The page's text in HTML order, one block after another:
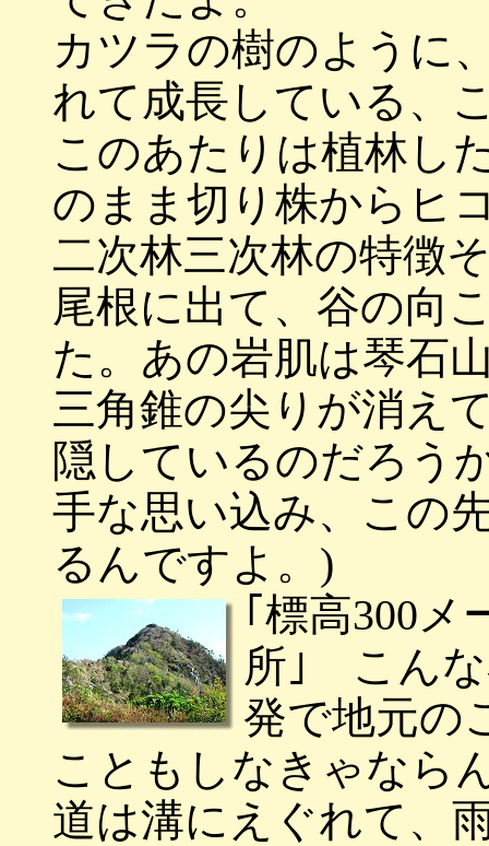
カツラの樹のように
れて成長している、
このあたりは植林し
のまま切り株からヒ
二次林三次林の特徴
尾根に出て、谷の向
た。あの岩肌は琴石
三角錐の尖りが消え
隠しているのだろう
手な思い込み、この
るんですよ。)
｢標高300
所｣ こんな
発で地元の
こともしなきゃなら
道は溝にえぐれて、